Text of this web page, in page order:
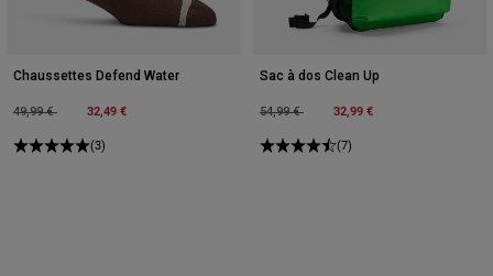
Chaussettes Defend Water
Price reduced from
49,99 €to 32,49 €
(3)
Sac à dos Clean Up
Price reduced from
54,99 €to 32,99 €
(7)